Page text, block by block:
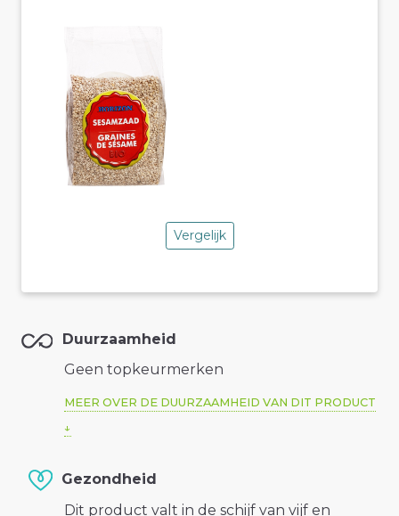
Vergelijk
Duurzaamheid
Geen topkeurmerken
MEER OVER DE DUURZAAMHEID VAN DIT PRODUCT
Gezondheid
Dit product valt in de schijf van vijf en